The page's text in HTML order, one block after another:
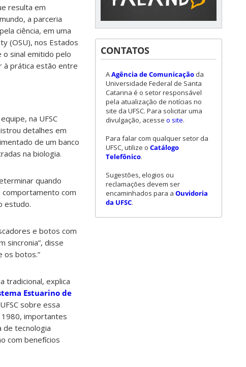
resulta em
a parceria
ciência, em uma
(OSU), nos Estados
o sinal emitido pelo
à prática estão entre
na UFSC
detalhes em
de um banco
na biologia.
quando
comportamento com
estudo.
e botos com
sincronia”, disse
os botos.”
tradicional, explica
Estuarino de
sobre essa
1980, importantes
de tecnologia
com benefícios
CONTATOS
AAgência de Comunicação da
Universidade Federal de Santa
Catarina é o setor responsável
pela atualização de notícias no
site da UFSC. Para solicitar uma
divulgação, acesse o site.
Para falar com qualquer setor da
UFSC, utilize o Catálogo
Telefônico.
Sugestões, elogios ou
reclamações devem ser
encaminhados para a Ouvidoria
da UFSC.